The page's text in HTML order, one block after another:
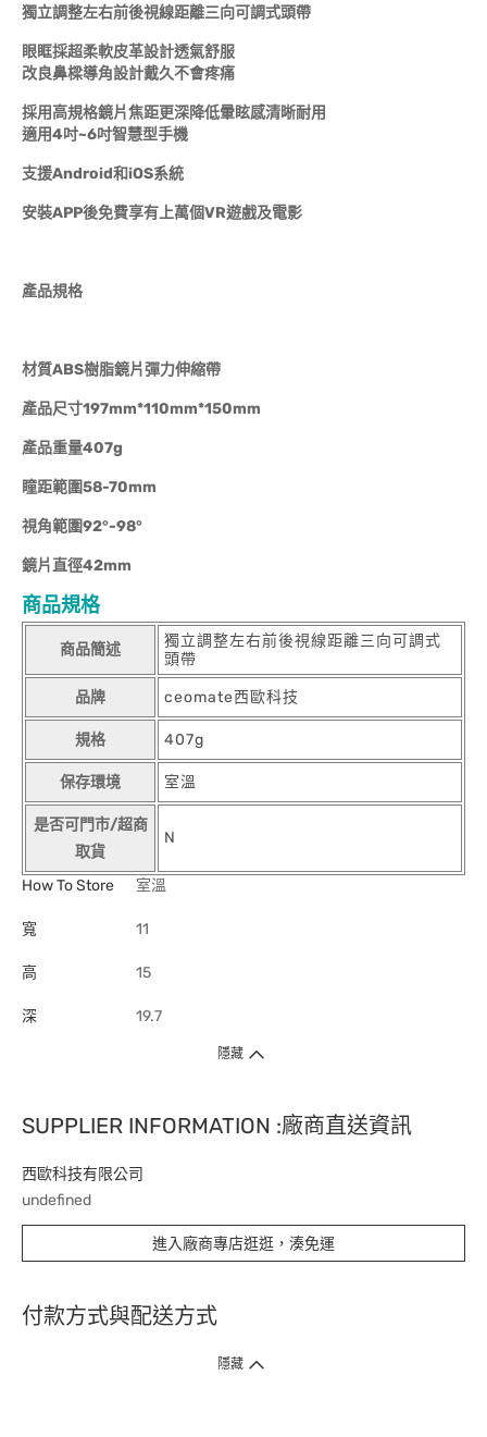
獨立調整左右前後視線距離三向可調式頭帶
眼眶採超柔軟皮革設計透氣舒服
改良鼻樑導角設計戴久不會疼痛
採用高規格鏡片焦距更深降低暈眩感清晰耐用
適用4吋~6吋智慧型手機
支援Android和iOS系統
安裝APP後免費享有上萬個VR遊戲及電影
產品規格
材質ABS樹脂鏡片彈力伸縮帶
產品尺寸197mm*110mm*150mm
產品重量407g
瞳距範圍58-70mm
視角範圍92°-98°
鏡片直徑42mm
商品規格
商品簡述
獨立調整左右前後視線距離三向可調式
頭帶
品牌 ceomate西歐科技
規格 407g
保存環境 室溫
是否可門市/超商
取貨
N
How To Store 室溫
寬 11
高 15
深 19.7
隱藏
SUPPLIER INFORMATION :廠商直送資訊
西歐科技有限公司
undefined
進入廠商專店逛逛，湊免運
付款方式與配送方式
隱藏